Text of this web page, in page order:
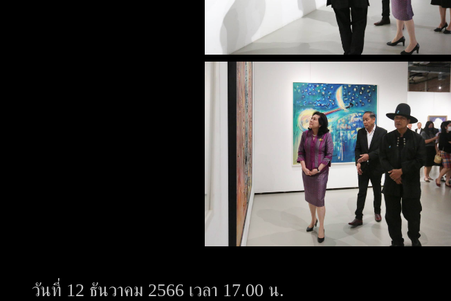
วันที่ 12 ธันวาคม 2566 เวลา 17.00 น.